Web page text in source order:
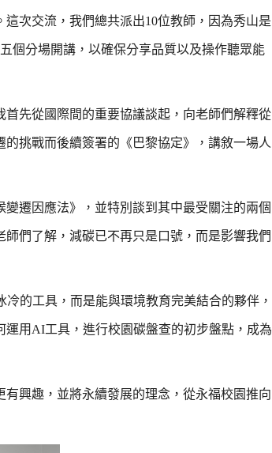
次交流，我們總共派出10位教師，因為秀山是
個分場開講，以確保分享品質以及操作聽眾能
先從國際間的重要協議談起，向老師們解釋從
挑戰而後續簽署的《巴黎協定》，講敘一場人
遷因應法》，並特別談到其中最受關注的兩個
們了解，減碳已不再只是口號，而是影響我們
的工具，而是能與環境教育完美結合的夥伴，
用AI工具，進行校園碳盤查的初步盤點，成為
興趣，並將永續發展的理念，從永福校園推向